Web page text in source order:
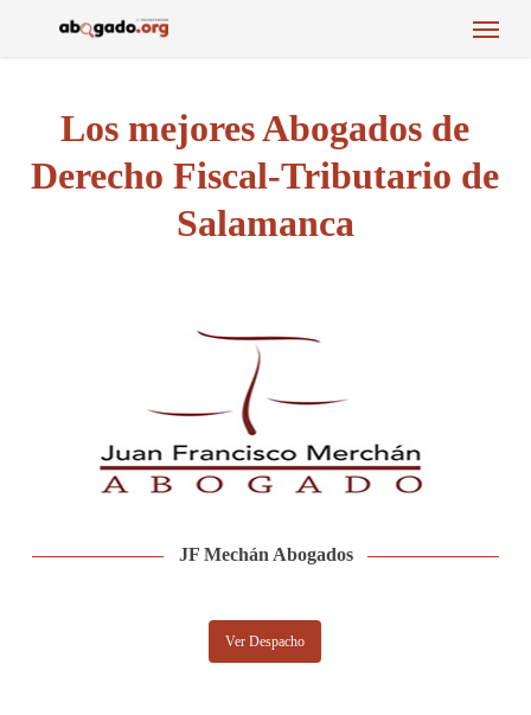
Menu
Los mejores Abogados de
Derecho Fiscal-Tributario de
Salamanca
JF Mechán Abogados
Ver Despacho